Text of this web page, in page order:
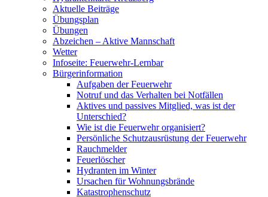
Aktuelle Beiträge
Übungsplan
Übungen
Abzeichen – Aktive Mannschaft
Wetter
Infoseite: Feuerwehr-Lernbar
Bürgerinformation
Aufgaben der Feuerwehr
Notruf und das Verhalten bei Notfällen
Aktives und passives Mitglied, was ist der
Unterschied?
Wie ist die Feuerwehr organisiert?
Persönliche Schutzausrüstung der Feuerwehr
Rauchmelder
Feuerlöscher
Hydranten im Winter
Ursachen für Wohnungsbrände
Katastrophenschutz